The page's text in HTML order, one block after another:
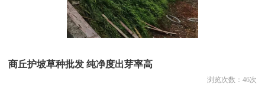
商丘护坡草种批发 纯净度出芽率高
浏览次数： 46次